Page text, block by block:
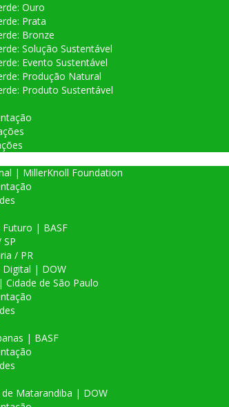
Ouro
Prata
Bronze
Solução Sustentável
Evento Sustentável
Produção Natural
Produto Sustentável
| MillerKnoll Foundation
| BASF
SP
/ PR
Digital | DOW
Cidade de São Paulo
| BASF
de Matarandiba | DOW